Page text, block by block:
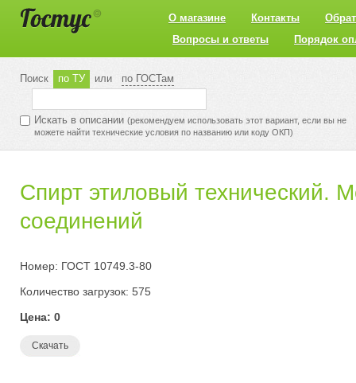
О магазине Контакты
Вопросы и ответы
Порядок
Поиск по ТУ или по ГОСТам
Искать в описании (рекомендуем использовать этот вариант, если вы не
можете найти технические условия по названию или коду ОКП)
Спирт этиловый технический.
соединений
Номер: ГОСТ 10749.3-80
Количество загрузок: 575
Цена: 0
Скачать